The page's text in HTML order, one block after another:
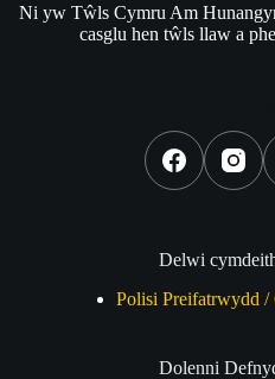
Ni yw Tŵls Cymru Am
casglu hen tŵls llaw a
Delwi
Polisi Preifatrwydd
Dolenni